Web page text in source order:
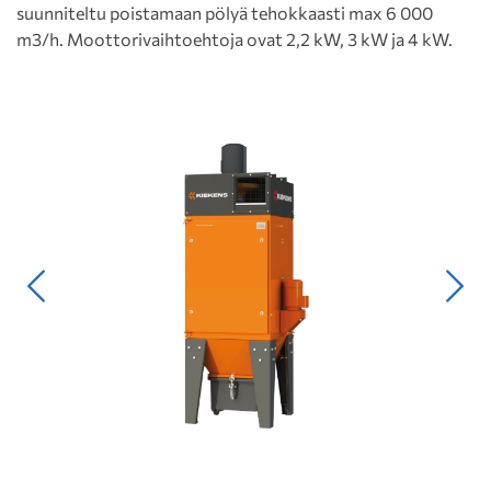
suunniteltu poistamaan pölyä tehokkaasti max 6 000
m3/h. Moottorivaihtoehtoja ovat 2,2 kW, 3 kW ja 4 kW.
Edellinen